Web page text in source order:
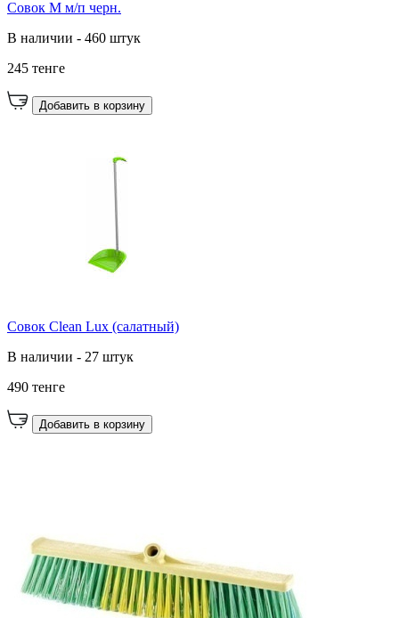
Совок М м/п черн.
В наличии - 460 штук
245 тенге
Добавить в корзину
Совок Clean Lux (салатный)
В наличии - 27 штук
490 тенге
Добавить в корзину